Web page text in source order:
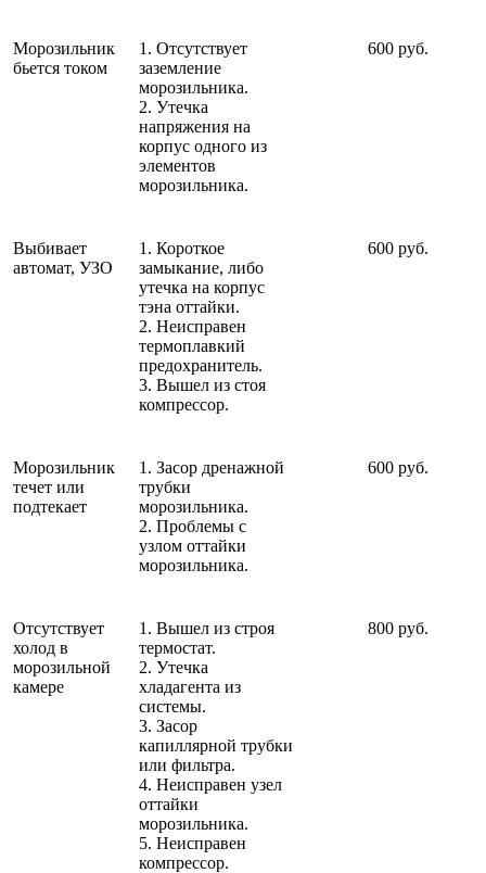
Морозильник
бьется током
1. Отсутствует
заземление
морозильника.
2. Утечка
напряжения на
корпус одного из
элементов
морозильника.
600 руб.
Выбивает
автомат, УЗО
1. Короткое
замыкание, либо
утечка на корпус
тэна оттайки.
2. Неисправен
термоплавкий
предохранитель.
3. Вышел из стоя
компрессор.
600 руб.
Морозильник
течет или
подтекает
1. Засор дренажной
трубки
морозильника.
2. Проблемы с
узлом оттайки
морозильника.
600 руб.
Отсутствует
холод в
морозильной
камере
1. Вышел из строя
термостат.
2. Утечка
хладагента из
системы.
3. Засор
капиллярной трубки
или фильтра.
4. Неисправен узел
оттайки
морозильника.
5. Неисправен
компрессор.
800 руб.